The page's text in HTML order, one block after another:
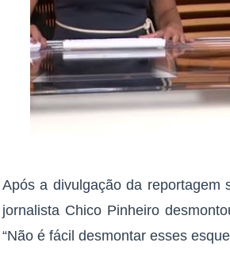
Após a divulgação da reportagem
jornalista Chico Pinheiro
“Não é fácil desmontar esses